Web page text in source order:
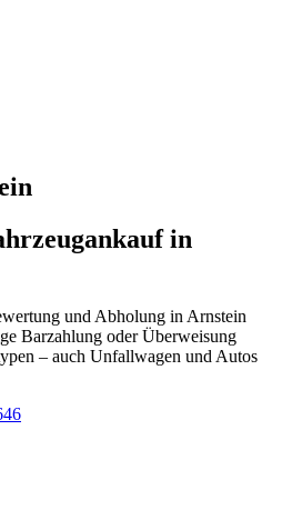
in
und Abholung in Arnstein
Barzahlung oder Überweisung
– auch Unfallwagen und Autos